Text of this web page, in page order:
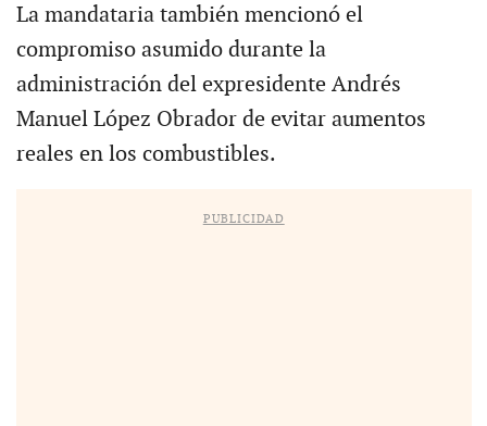
La mandataria también mencionó el
compromiso asumido durante la
administración del expresidente Andrés
Manuel López Obrador de evitar aumentos
reales en los combustibles.
PUBLICIDAD